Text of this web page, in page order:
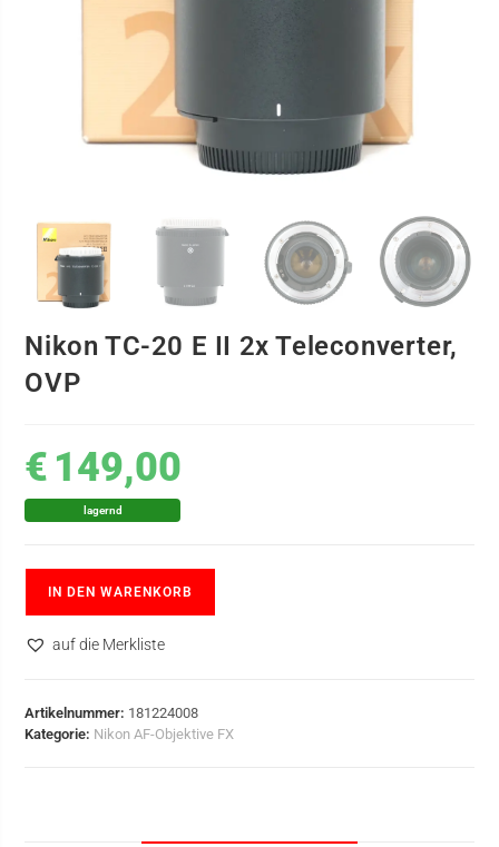
Nikon TC-20 E II 2x Teleconverter,
OVP
€ 149,00
lagernd
IN DEN WARENKORB
auf die Merkliste
Artikelnummer: 181224008
Kategorie: Nikon AF-Objektive FX